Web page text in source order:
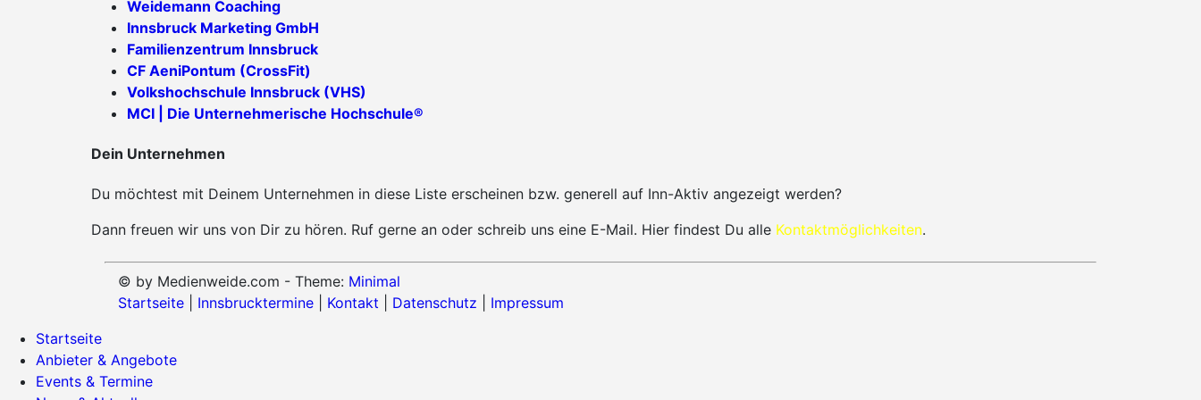
Weidemann Coaching
Innsbruck Marketing GmbH
Familienzentrum Innsbruck
CF AeniPontum (CrossFit)
Volkshochschule Innsbruck (VHS)
MCI | Die Unternehmerische Hochschule®
Dein Unternehmen
Du möchtest mit Deinem Unternehmen in diese Liste erscheinen bzw. generell auf Inn-Aktiv angezeigt werden?
Dann freuen wir uns von Dir zu hören. Ruf gerne an oder schreib uns eine E-Mail. Hier findest Du alle Kontaktmöglichkeiten.
© by Medienweide.com - Theme: Minimal
Startseite
Innsbrucktermine Kontakt Datenschutz
Impressum
Startseite
Anbieter & Angebote
Events & Termine